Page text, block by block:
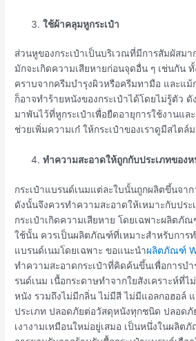
ใช้ผ้าคลุมหูกระเป๋า
ส่วนหูของกระเป๋าเป็นบริเวณที่มีการสัมผัสม
มักจะเกิดความเสียหายก่อนจุดอื่น ๆ เช่นกัน
คราบจากครีมบำรุงผิวหรือครีมทามือ และแม้
ก็อาจทำร้ายหนังของกระเป๋าได้โดยไม่รู้ตัว
มาพันไว้ที่หูกระเป๋าเพื่อยืดอายุการใช้งานแล
ช่วยเพิ่มความเก๋ ให้กระเป๋าของเราดูมีสไตล์
ทำความสะอาดให้ถูกกับประเภทของห
กระเป๋าแบรนด์เนมแต่ละใบนั้นถูกผลิตขึ้นจา
ดังนั้นจึงควรทำความสะอาดให้เหมาะกับประ
กระเป๋าเกิดความเสียหาย โดยเฉพาะผลิตภั
ใช้นั้น ควรเป็นผลิตภัณฑ์ที่เหมาะสำหรับการท
แบรนด์เนมโดยเฉพาะ ขอแนะนำผลิตภัณฑ์
ทำความสะอาดกระเป๋าที่คิดค้นขึ้นเพื่อการบำ
รนด์เนม เนื้อกระดาษทำจากใยสังเคราะห์ที่ไ
หนัง รวมถึงไม่มีกลิ่น ไม่มีสี ไม่มีแอลกอฮอล์
ประเภท ปลอดภัยต่อวัสดุหนังทุกชนิด ปลอดภั
เงางามเหมือนใหม่อยู่เสมอ เป็นหนึ่งในผลิต